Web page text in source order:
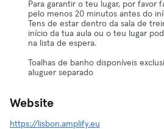
Para garantir o teu lugar, por favor
pelo menos 20 minutos antes do
Tens de estar dentro da sala de
início da tua aula ou o teu lugar
na lista de espera.
Toalhas de banho disponíveis
aluguer separado
Website
https://lisbon.amplify.eu